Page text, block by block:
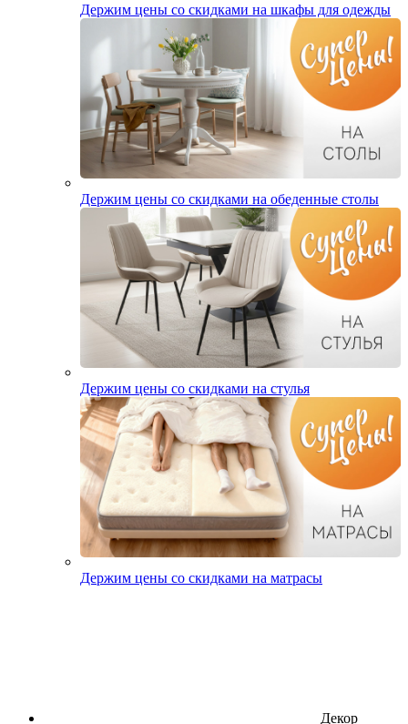
Держим цены со скидками на шкафы для одежды
Держим цены со скидками на обеденные столы
Держим цены со скидками на стулья
Держим цены со скидками на матрасы
Декор